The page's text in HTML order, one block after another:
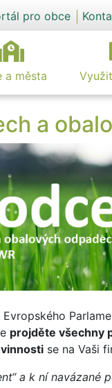
pro obce
a města
a
Evropského
projděte všechny
se na Vaši
a k ní navázané